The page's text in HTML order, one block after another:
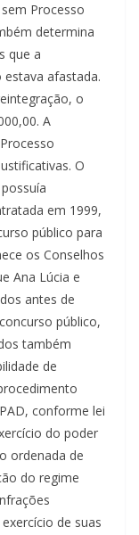
Processo
determina
que a
afastada.
o
A
O
em 1999,
público para
os Conselhos
Ana Lúcia e
antes de
público,
também
de
conforme lei
do poder
ordenada de
do regime
de suas